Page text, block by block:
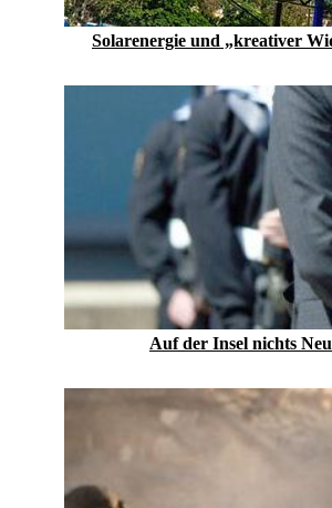
Solarenergie und „kreativer
Auf der Insel nichts